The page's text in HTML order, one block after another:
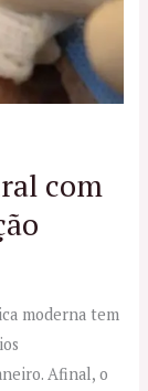
com
moderna tem
Afinal, o